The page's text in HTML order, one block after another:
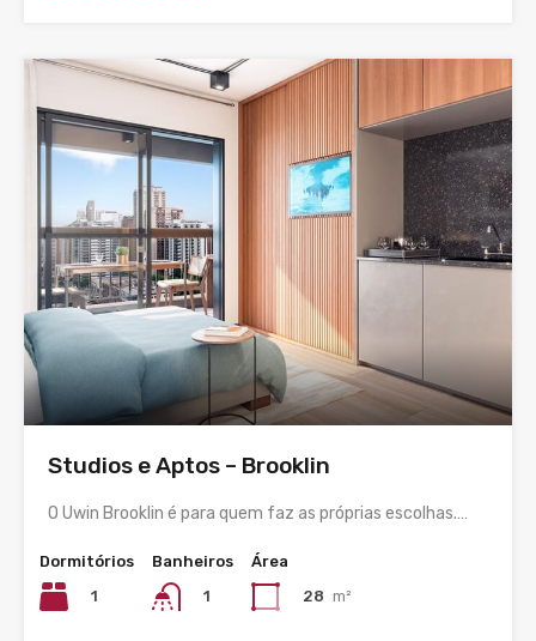
Studios e Aptos – Brooklin
O Uwin Brooklin é para quem faz as próprias escolhas.…
Dormitórios
1
Banheiros
1
Área
28 m²